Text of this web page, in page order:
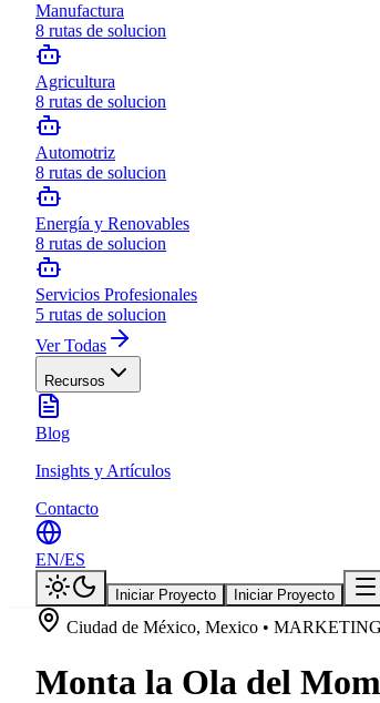
Manufactura
8 rutas de solucion
Agricultura
8 rutas de solucion
Automotriz
8 rutas de solucion
Energía y Renovables
8 rutas de solucion
Servicios Profesionales
5 rutas de solucion
Ver Todas
Recursos
Blog
Insights y Artículos
Contacto
EN/ES
Iniciar Proyecto Iniciar Proyecto
Ciudad de México, Mexico • MARKETING
Monta la Ola del